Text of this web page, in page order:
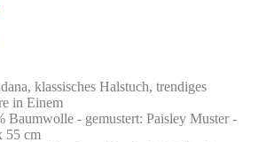
klassisches Halstuch, trendiges
in Einem
Baumwolle - gemustert: Paisley Muster -
55 cm